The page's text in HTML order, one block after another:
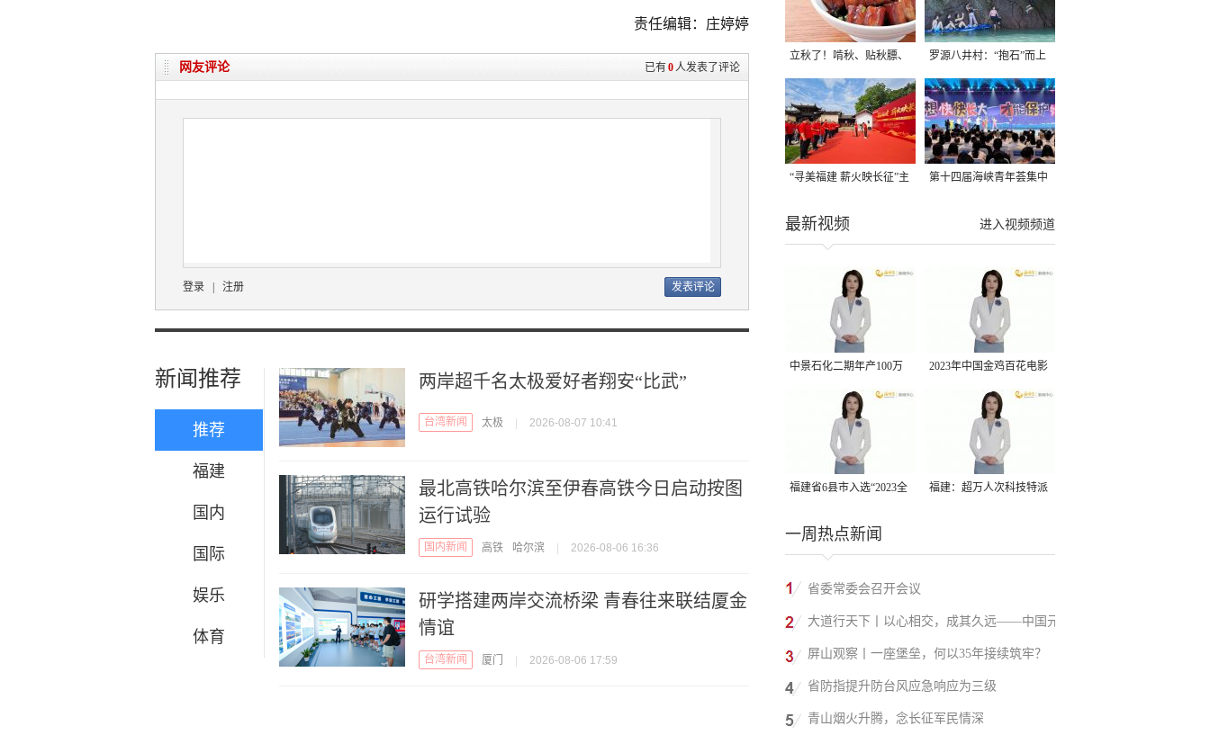
责任编辑：庄婷婷
已有0 人发表了评论
网友评论
登录 | 注册
新闻推荐
推荐
福建
国内
国际
娱乐
体育
两岸超千名太极爱好者翔安“比武”
台湾新闻 太极 | 2026-08-07 10:41
最北高铁哈尔滨至伊春高铁今日启动按图
运行试验
国内新闻 高铁 哈尔滨 | 2026-08-06 16:36
研学搭建两岸交流桥梁 青春往来联结厦金
情谊
台湾新闻 厦门 | 2026-08-06 17:59
立秋了！啃秋、贴秋膘、
晒秋，福建人这样过才够
味→
罗源八井村：“抱石”而上
“寻美福建 薪火映长征”主 第十四届海峡青年荟集中
进入视频频道
最新视频
中景石化二期年产100万
吨丙烷脱氢项目建成中交
2023年中国金鸡百花电影
节有福电影巡展31日启动
福建省6县市入选“2023全 福建：超万人次科技特派
一周热点新闻
省委常委会召开会议
大道行天下丨以心相交，成其久远——中国元
首外交的世界情怀与大国气派
屏山观察丨一座堡垒，何以35年接续筑牢？
省防指提升防台风应急响应为三级
青山烟火升腾，念长征军民情深